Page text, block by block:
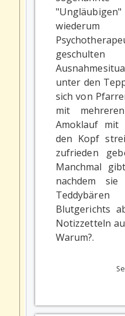
geschulten
unter den
sich von
mit
Amoklauf mit
den Kopf
zufrieden
Manchmal
nachdem
Blutgerichts
Notizzetteln
Warum?.